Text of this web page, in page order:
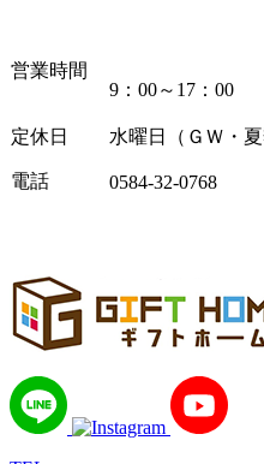
営業時間
9：00～17：00
定休日 水曜日（ＧＷ・
電話 0584-32-0768